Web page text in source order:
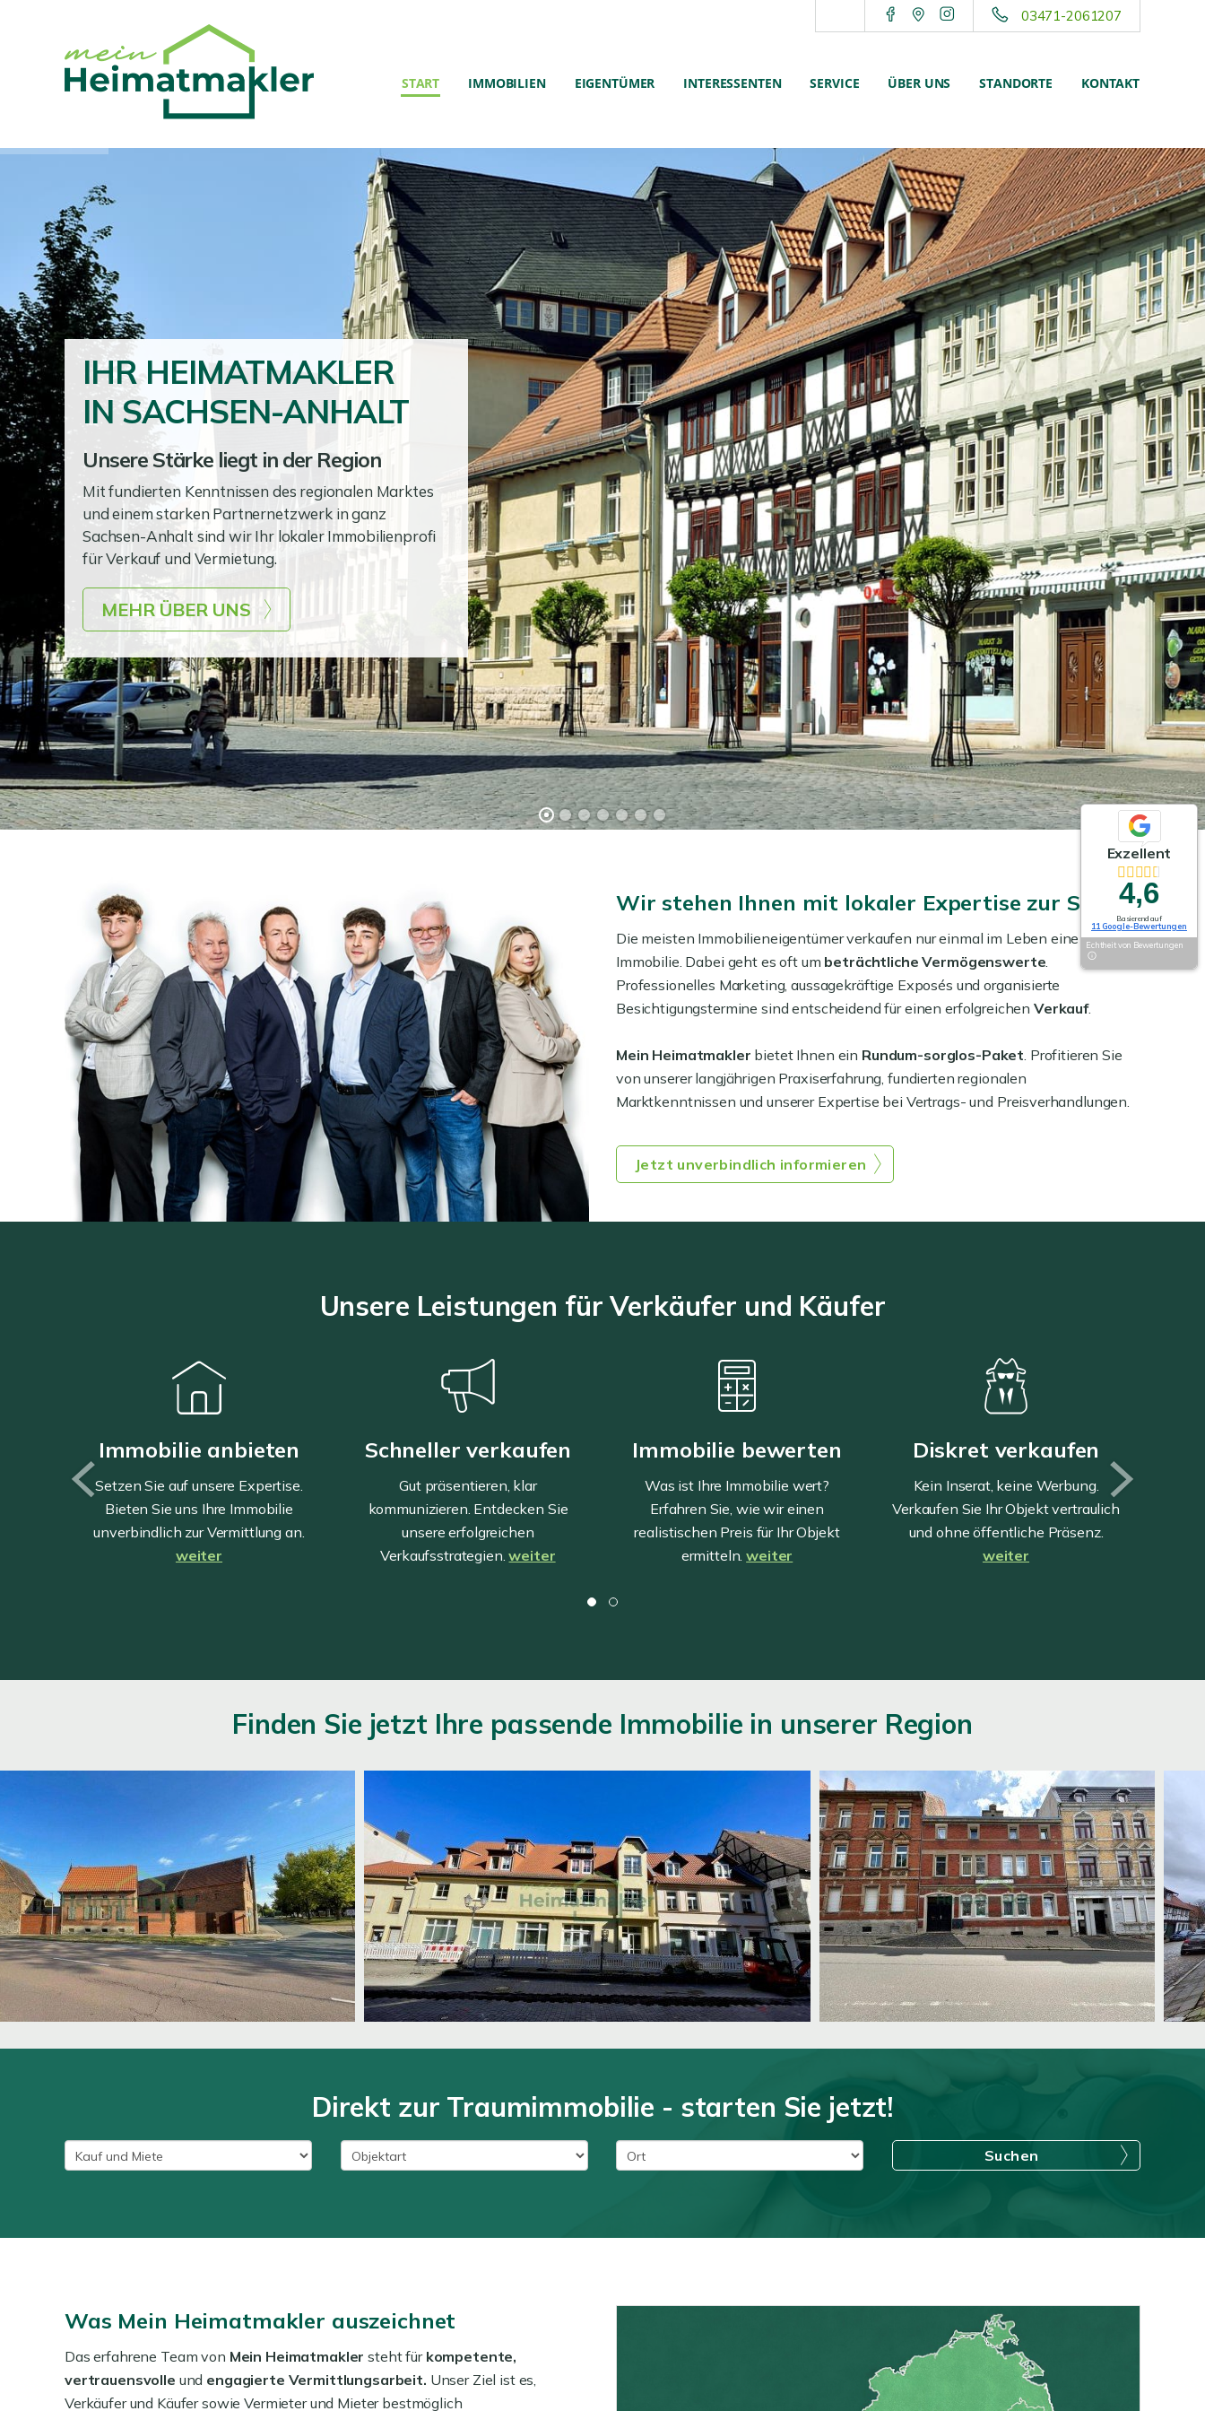
03471-2061207
START IMMOBILIEN EIGENTÜMER INTERESSENTEN SERVICE ÜBER UNS STANDORTE KONTAKT
IHR HEIMATMAKLER
IN SACHSEN-ANHALT
Unsere Stärke liegt in der Region
Mit fundierten Kenntnissen des regionalen Marktes
und einem starken Partnernetzwerk in ganz
Sachsen-Anhalt sind wir Ihr lokaler Immobilienprofi
für Verkauf und Vermietung.
MEHR ÜBER UNS
Wir stehen Ihnen mit lokaler Expertise zur Seite
Die meisten Immobilieneigentümer verkaufen nur einmal im Leben eine
Immobilie. Dabei geht es oft um beträchtliche Vermögenswerte
Professionelles Marketing, aussagekräftige Exposés und organisierte
Besichtigungstermine sind entscheidend für einen erfolgreichen Verkauf.
Mein Heimatmakler bietet Ihnen ein Rundum-sorglos-Paket . Profitieren Sie
von unserer langjährigen Praxiserfahrung, fundierten regionalen
Marktkenntnissen und unserer Expertise bei Vertrags- und Preisverhandlungen.
Jetzt unverbindlich informieren
Unsere Leistungen für Verkäufer und Käufer
Immobilie anbieten
Setzen Sie auf unsere Expertise.
Bieten Sie uns Ihre Immobilie
unverbindlich zur Vermittlung an.
weiter
Schneller verkaufen
Gut präsentieren, klar
kommunizieren. Entdecken Sie
unsere erfolgreichen
Verkaufsstrategien.weiter
Immobilie bewerten
Was ist Ihre Immobilie wert?
Erfahren Sie, wie wir einen
realistischen Preis für Ihr Objekt
ermitteln.weiter
Diskret verkaufen
Kein Inserat, keine Werbung.
Verkaufen Sie Ihr Objekt vertraulich
und ohne öffentliche Präsenz.
weiter
Finden Sie jetzt Ihre passende Immobilie in unserer Region
Direkt zur Traumimmobilie - starten Sie jetzt!
Suchen
Was Mein Heimatmakler auszeichnet
Das erfahrene Team von Mein Heimatmakler steht für kompetente,
vertrauensvolle und engagierte Vermittlungsarbeit. Unser Ziel ist es,
Verkäufer und Käufer sowie Vermieter und Mieter bestmöglich
Exzellent
4,6
Basierend auf
11 Google-Bewertungen
Echtheit von Bewertungen